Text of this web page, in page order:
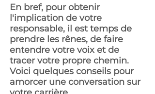
En bref, pour obtenir
l'implication de votre
responsable, il est temps de
prendre les rênes, de faire
entendre votre voix et de
tracer votre propre chemin.
Voici quelques conseils pour
amorcer une conversation sur